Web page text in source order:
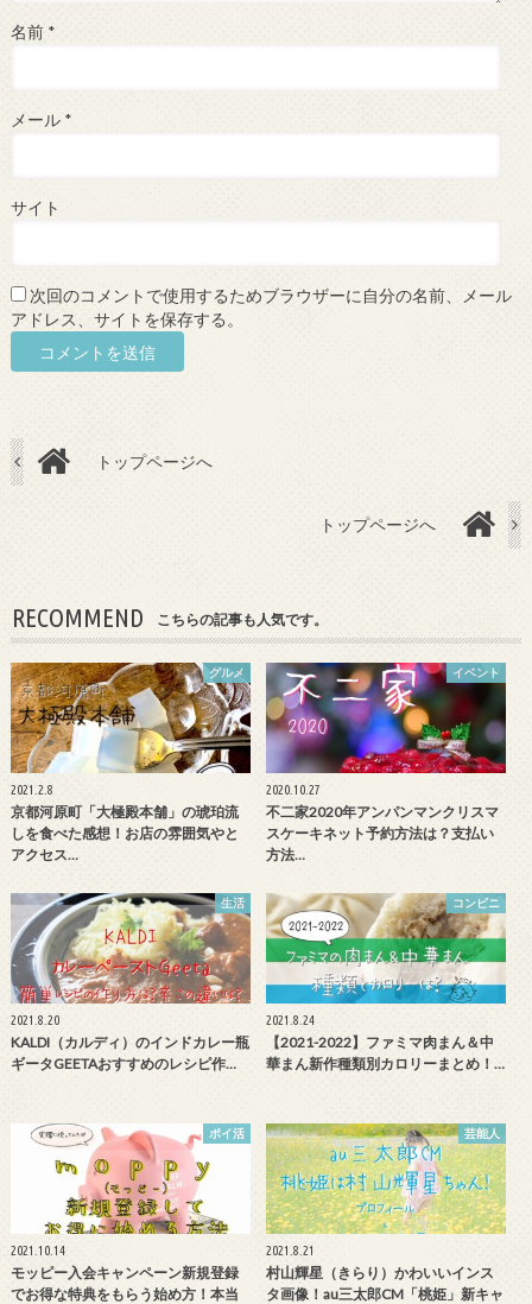
名前 *
メール *
サイト
次回のコメントで使用するためブラウザーに自分の名前、メール
アドレス、サイトを保存する。
トップページへ
トップページへ
RECOMMEND こちらの記事も人気です。
グルメ
2021.2.8
京都河原町「大極殿本舗」の琥珀流
しを食べた感想！お店の雰囲気やと
アクセス…
イベント
2020.10.27
不二家2020年アンパンマンクリスマ
スケーキネット予約方法は？支払い
方法…
生活
2021.8.20
KALDI（カルディ）のインドカレー瓶
ギータGEETAおすすめのレシピ作…
コンビニ
2021.8.24
【2021-2022】ファミマ肉まん＆中
華まん新作種類別カロリーまとめ！…
ポイ活
2021.10.14
モッピー入会キャンペーン新規登録
でお得な特典をもらう始め方！本当
芸能人
2021.8.21
村山輝星（きらり）かわいいインス
タ画像！au三太郎CM「桃姫」新キャ